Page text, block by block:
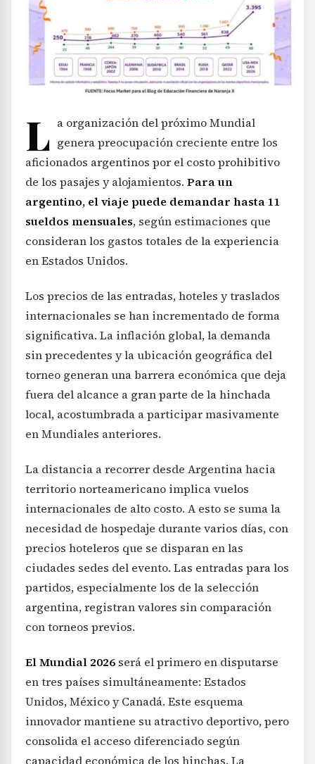
L a organización del próximo Mundial
genera preocupación creciente entre los
aficionados argentinos por el costo prohibitivo
de los pasajes y alojamientos. Para un
argentino, el viaje puede demandar hasta 11
sueldos mensuales, según estimaciones que
consideran los gastos totales de la experiencia
en Estados Unidos.
Los precios de las entradas, hoteles y traslados
internacionales se han incrementado de forma
significativa. La inflación global, la demanda
sin precedentes y la ubicación geográfica del
torneo generan una barrera económica que deja
fuera del alcance a gran parte de la hinchada
local, acostumbrada a participar masivamente
en Mundiales anteriores.
La distancia a recorrer desde Argentina hacia
territorio norteamericano implica vuelos
internacionales de alto costo. A esto se suma la
necesidad de hospedaje durante varios días, con
precios hoteleros que se disparan en las
ciudades sedes del evento. Las entradas para los
partidos, especialmente los de la selección
argentina, registran valores sin comparación
con torneos previos.
El Mundial 2026 será el primero en disputarse
en tres países simultáneamente: Estados
Unidos, México y Canadá. Este esquema
innovador mantiene su atractivo deportivo, pero
consolida el acceso diferenciado según
capacidad económica de los hinchas. La